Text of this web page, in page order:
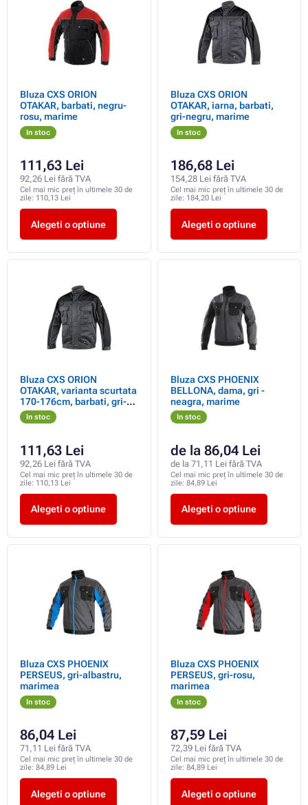
Bluza CXS ORION
OTAKAR, barbati, negru-
rosu, marime
In stoc
111,63 Lei
92,26 Lei fără TVA
Cel mai mic preț în ultimele 30 de
zile: 110,13 Lei
Alegeti o optiune
Bluza CXS ORION
OTAKAR, iarna, barbati,
gri-negru, marime
In stoc
186,68 Lei
154,28 Lei fără TVA
Cel mai mic preț în ultimele 30 de
zile: 184,20 Lei
Alegeti o optiune
Bluza CXS ORION
OTAKAR, varianta scurtata
170-176cm, barbati, gri-
negru, marime
In stoc
111,63 Lei
92,26 Lei fără TVA
Cel mai mic preț în ultimele 30 de
zile: 110,13 Lei
Alegeti o optiune
Bluza CXS PHOENIX
BELLONA, dama, gri -
neagra, marime
In stoc
de la 86,04 Lei
de la 71,11 Lei fără TVA
Cel mai mic preț în ultimele 30 de
zile: 84,89 Lei
Alegeti o optiune
Bluza CXS PHOENIX
PERSEUS, gri-albastru,
marimea
In stoc
86,04 Lei
71,11 Lei fără TVA
Cel mai mic preț în ultimele 30 de
zile: 84,89 Lei
Alegeti o optiune
Bluza CXS PHOENIX
PERSEUS, gri-rosu,
marimea
In stoc
87,59 Lei
72,39 Lei fără TVA
Cel mai mic preț în ultimele 30 de
zile: 84,89 Lei
Alegeti o optiune